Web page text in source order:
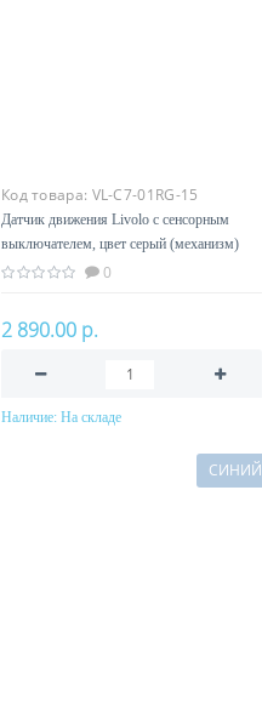
Код товара: VL-C7-01RG-15
Датчик движения Livolo с сенсорным
выключателем, цвет серый (механизм)
0
2 890.00 р.
Наличие: На складе
СИНИЙ